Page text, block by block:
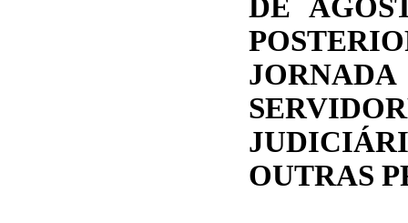
DE
OUTRAS